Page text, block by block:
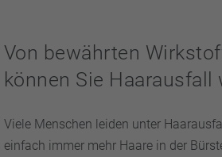
Von bewährten
können Sie
Viele Menschen leiden unter
einfach immer mehr Haare in der